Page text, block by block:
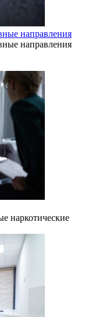
направления
направления
наркотические